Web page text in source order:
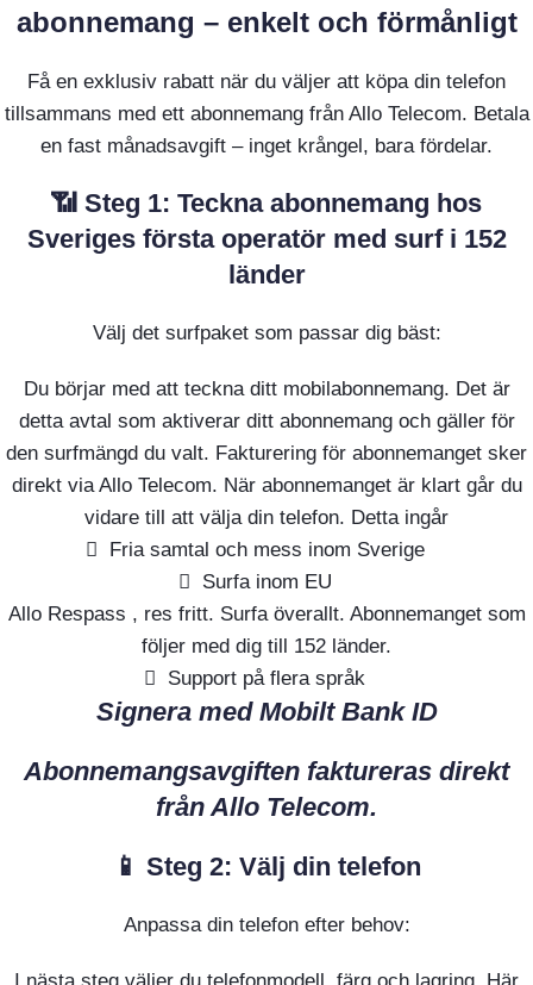
abonnemang – enkelt och förmånligt
Få en exklusiv rabatt när du väljer att köpa din telefon
tillsammans med ett abonnemang från Allo Telecom. Betala
en fast månadsavgift – inget krångel, bara fördelar.
📶 Steg 1: Teckna abonnemang hos
Sveriges första operatör med surf i 152
länder
Välj det surfpaket som passar dig bäst:
Du börjar med att teckna ditt mobilabonnemang. Det är
detta avtal som aktiverar ditt abonnemang och gäller för
den surfmängd du valt. Fakturering för abonnemanget sker
direkt via Allo Telecom. När abonnemanget är klart går du
vidare till att välja din telefon. Detta ingår
Fria samtal och mess inom Sverige
Surfa inom EU
Allo Respass , res fritt. Surfa överallt. Abonnemanget som
följer med dig till 152 länder.
Support på flera språk
Signera med Mobilt Bank ID
Abonnemangsavgiften faktureras direkt
från Allo Telecom.
📱 Steg 2: Välj din telefon
Anpassa din telefon efter behov: